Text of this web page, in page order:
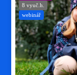
8 vyuč.h.
webinář